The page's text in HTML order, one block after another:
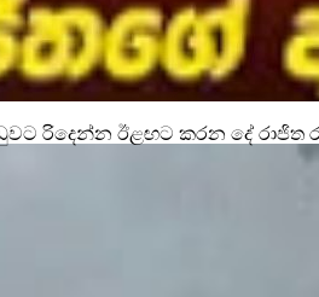
රිදෙන්න ඊළඟට කරන දේ රාජිත